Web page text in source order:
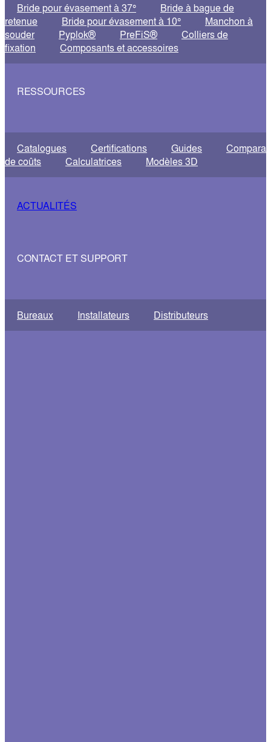
Bride pour évasement à 37°
Bride à bague de
retenue
Bride pour évasement à 10°
Manchon à
souder
Pyplok® PreFiS®
Colliers de
fixation
Composants et accessoires
RESSOURCES
Catalogues Certifications Guides
de coûts
Calculatrices Modèles 3D
ACTUALITÉS
CONTACT ET SUPPORT
Bureaux Installateurs Distributeurs